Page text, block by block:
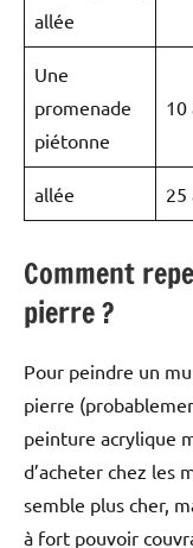
allée
Une
promenade
piétonne
10
allée 25
Comment
pierre ?
Pour peindre un
pierre
peinture acrylique
d’acheter chez les
semble plus cher,
à fort pouvoir